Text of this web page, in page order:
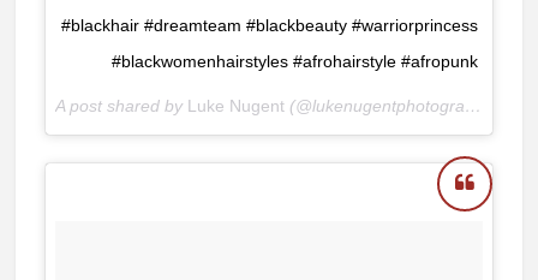
#blackhair #dreamteam #blackbeauty #warriorprincess
#blackwomenhairstyles #afrohairstyle #afropunk
A post shared by Luke Nugent(@lukenugentphotography) on